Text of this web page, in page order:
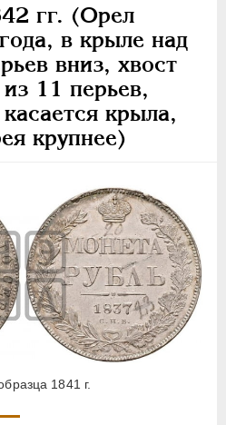
гг. (Орел
в крыле над
вниз, хвост
11 перьев,
крыла,
крупнее)
1841 г.